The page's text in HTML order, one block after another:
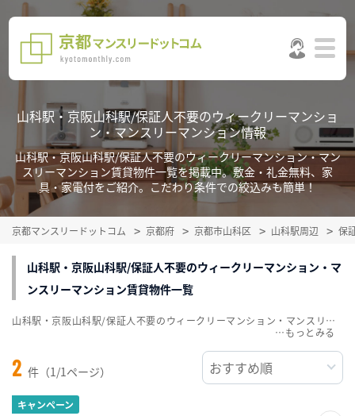
山科駅・京阪山科駅/保証人不要のウィークリーマンショ
ン・マンスリーマンション情報
山科駅・京阪山科駅/保証人不要のウィークリーマンション・マン
スリーマンション賃貸物件一覧を掲載中。敷金・礼金無料、家
具・家電付をご紹介。こだわり条件での絞込みも簡単！
京都マンスリードットコム 京都府 京都市山科区 山科駅周辺 保
山科駅・京阪山科駅/保証人不要のウィークリーマンション・マ
ンスリーマンション賃貸物件一覧
2 件（1/1ページ）
キャンペーン
山科駅・京阪山科駅/保証人不要のウィークリーマンション・マンスリーマンション賃貸物件一覧を掲載中。敷金・礼金無料、家具・家電付をご紹介。こだわり条件での絞込みも簡単！
…